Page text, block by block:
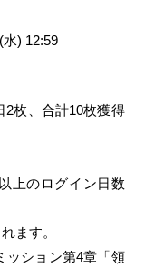
) 12:59
2枚、合計10枚獲得
上のログイン日数
ます。
ッション第4章「領